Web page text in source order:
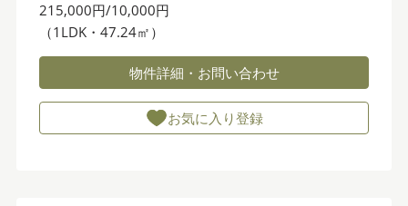
215,000円/10,000円
（1LDK・47.24㎡）
物件詳細・お問い合わせ
お気に入り登録